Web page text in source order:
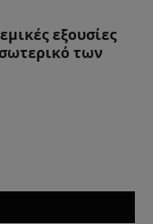
εξουσίες
των